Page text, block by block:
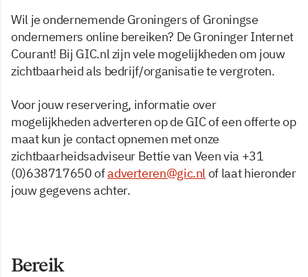
Wil je ondernemende Groningers of Groningse
ondernemers online bereiken? De Groninger Internet
Courant! Bij GIC.nl zijn vele mogelijkheden om jouw
zichtbaarheid als bedrijf/organisatie te vergroten.
Voor jouw reservering, informatie over
mogelijkheden adverteren op de GIC of een offerte op
maat kun je contact opnemen met onze
zichtbaarheidsadviseur Bettie van Veen via +31
(0)638717650 ofadverteren@gic.nlof laat hieronder
jouw gegevens achter.
Bereik